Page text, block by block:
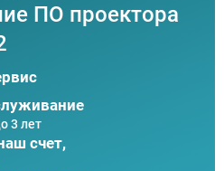
ПО проектора
3 лет
счет,